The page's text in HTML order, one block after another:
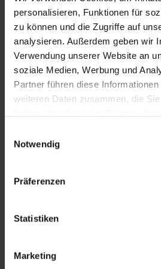
personalisieren, Funktionen für
zu können und die Zugriffe auf
analysieren. Außerdem geben wir
Verwendung unserer Website an
soziale Medien, Werbung und
Partner führen diese
weiteren Daten zusammen, die
Notwendig
Präferenzen
Statistiken
Marketing